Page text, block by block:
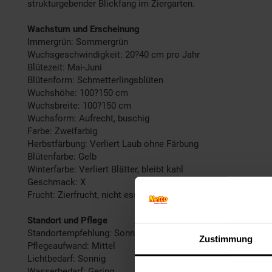
Zustimmung
strukturgebender Blickfang im Ziergarten.
Wachstum und Erscheinung
Immergrün: Sommergrün
Wuchsgeschwindigkeit: 20?40 cm pro Jahr
Blütezeit: Mai-Juni
Blütenform: Schmetterlingsblüten
Wuchshöhe: 100?150 cm
Wuchsbreite: 100?150 cm
Wuchsform: Aufrecht, buschig
Farbe: Zweifarbig
Herbstfärbung: Verliert Laub ohne Färbung
Blütenfarbe: Gelb
Winterfarbe: Verliert Blätter, bleibt kahl
Geschmack: X
Frucht: Zierfrucht, nicht essbar
Standort und Pflege
Standortempfehlung: Sonnig, trocken
Pflegeaufwand: Mittel
Lichtbedarf: Sonnig